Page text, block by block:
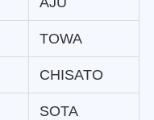
TOWA
CHISATO
SOTA